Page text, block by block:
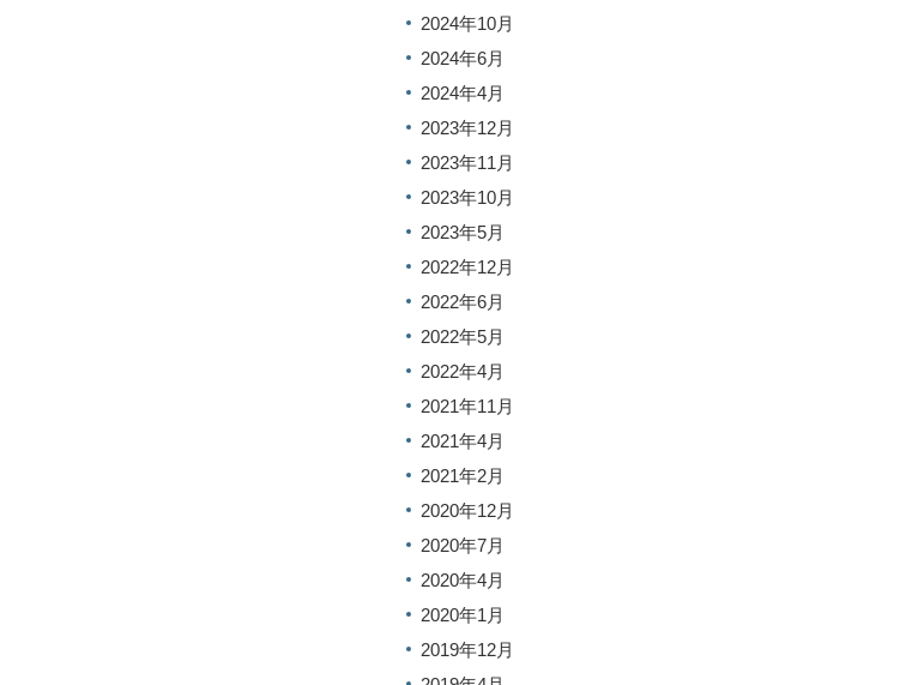
2024年10月
2024年6月
2024年4月
2023年12月
2023年11月
2023年10月
2023年5月
2022年12月
2022年6月
2022年5月
2022年4月
2021年11月
2021年4月
2021年2月
2020年12月
2020年7月
2020年4月
2020年1月
2019年12月